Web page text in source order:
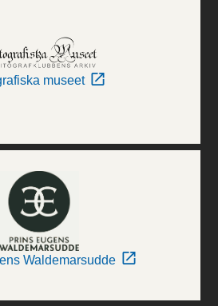
museet
Waldemarsudde